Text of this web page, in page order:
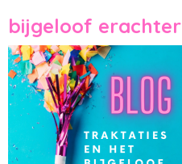
bijgeloof erachter